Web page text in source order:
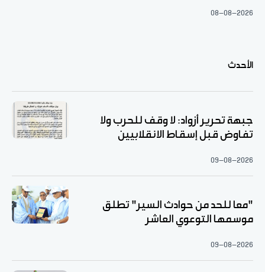
08-08-2026
الأحدث
جبهة تحرير أزواد: لا وقف للحرب ولا
تفاوض قبل إسقاط الانقلابيين
09-08-2026
"معا للحد من حوادث السير" تطلق
موسمها التوعوي العاشر
09-08-2026